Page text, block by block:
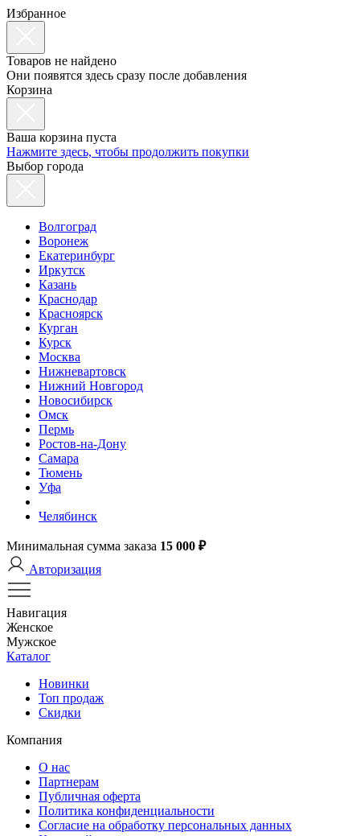
Избранное
Товаров не найдено
Они появятся здесь сразу после добавления
Корзина
Ваша корзина пуста
Нажмите здесь, чтобы продолжить покупки
Выбор города
Волгоград
Воронеж
Екатеринбург
Иркутск
Казань
Краснодар
Красноярск
Курган
Курск
Москва
Нижневартовск
Нижний Новгород
Новосибирск
Омск
Пермь
Ростов-на-Дону
Самара
Тюмень
Уфа
Челябинск
Минимальная сумма заказа 15 000 ₽
Авторизация
Навигация
Женское
Мужское
Каталог
Новинки
Топ продаж
Скидки
Компания
О нас
Партнерам
Публичная оферта
Политика конфиденциальности
Согласие на обработку персональных данных